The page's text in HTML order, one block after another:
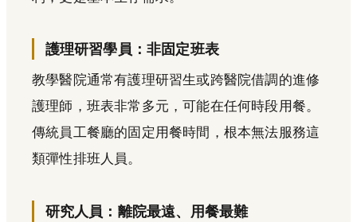
護理研習學員：非固定班表
教學醫院通常有護理研習生或跨醫院借調的進修
護理師，班表非常多元，可能在任何時段用餐。
傳統員工餐廳的固定用餐時間，根本無法服務這
類彈性排班人員。
研究人員：離院最遠、用餐最難